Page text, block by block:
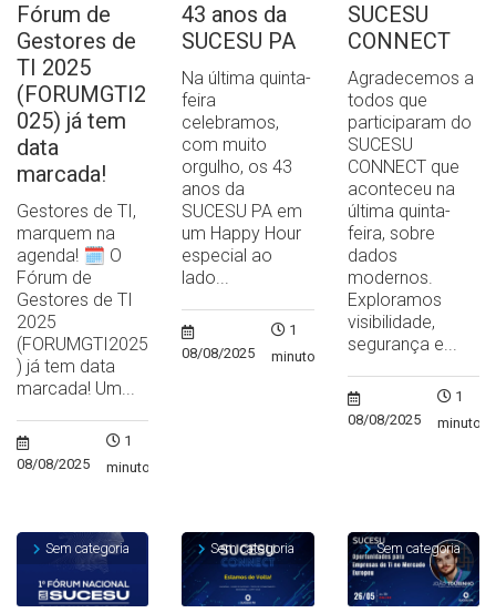
Fórum de
Gestores de
TI 2025
(FORUMGTI2
025) já tem
data
marcada!
Gestores de TI,
marquem na
agenda! 🗓️ O
Fórum de
Gestores de TI
2025
(FORUMGTI2025
) já tem data
marcada! Um...
08/08/2025
1
minuto
43 anos da
SUCESU PA
Na última quinta-
feira
celebramos,
com muito
orgulho, os 43
anos da
SUCESU PA em
um Happy Hour
especial ao
lado...
08/08/2025
1
minuto
SUCESU
CONNECT
Agradecemos a
todos que
participaram do
SUCESU
CONNECT que
aconteceu na
última quinta-
feira, sobre
dados
modernos.
Exploramos
visibilidade,
segurança e...
08/08/2025
1
minuto
Sem categoria Sem categoria Sem categoria